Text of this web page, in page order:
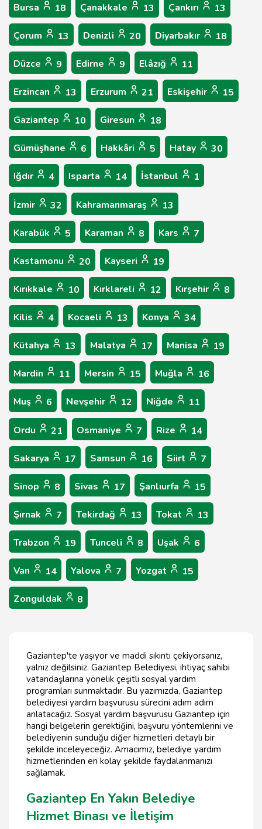
Bursa 18 Çanakkale 13 Çankırı 13
Çorum 13 Denizli 20 Diyarbakır 18
Düzce 9 Edirne 9 Elâzığ 11
Erzincan 13 Erzurum 21 Eskişehir 15
Gaziantep 10 Giresun 18
Gümüşhane 6 Hakkâri 5 Hatay 30
Iğdır 4 Isparta 14 İstanbul 1
İzmir 32 Kahramanmaraş 13
Karabük 5 Karaman 8 Kars 7
Kastamonu 20 Kayseri 19
Kırıkkale 10 Kırklareli 12 Kırşehir 8
Kilis 4 Kocaeli 13 Konya 34
Kütahya 13 Malatya 17 Manisa 19
Mardin 11 Mersin 15 Muğla 16
Muş 6 Nevşehir 12 Niğde 11
Ordu 21 Osmaniye 7 Rize 14
Sakarya 17 Samsun 16 Siirt 7
Sinop 8 Sivas 17 Şanlıurfa 15
Şırnak 7 Tekirdağ 13 Tokat 13
Trabzon 19 Tunceli 8 Uşak 6
Van 14 Yalova 7 Yozgat 15
Zonguldak 8
Gaziantep'te yaşıyor ve maddi sıkıntı çekiyorsanız,
yalnız değilsiniz. Gaziantep Belediyesi, ihtiyaç sahibi
vatandaşlarına yönelik çeşitli sosyal yardım
programları sunmaktadır. Bu yazımızda, Gaziantep
belediyesi yardım başvurusu sürecini adım adım
anlatacağız. Sosyal yardım başvurusu Gaziantep için
hangi belgelerin gerektiğini, başvuru yöntemlerini ve
belediyenin sunduğu diğer hizmetleri detaylı bir
şekilde inceleyeceğiz. Amacımız, belediye yardım
hizmetlerinden en kolay şekilde faydalanmanızı
sağlamak.
Gaziantep En Yakın Belediye
Hizmet Binası ve İletişim